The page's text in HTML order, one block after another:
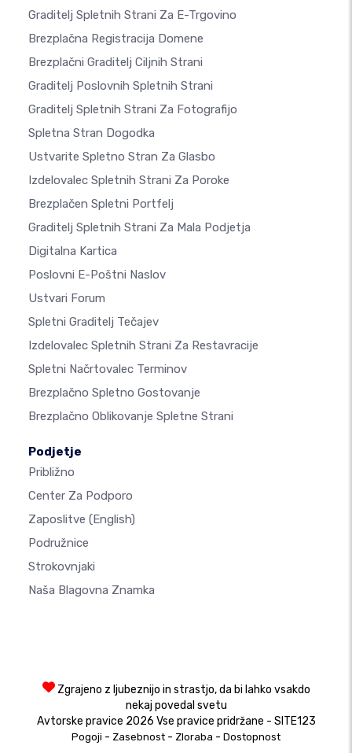
Graditelj Spletnih Strani Za E-Trgovino
Brezplačna Registracija Domene
Brezplačni Graditelj Ciljnih Strani
Graditelj Poslovnih Spletnih Strani
Graditelj Spletnih Strani Za Fotografijo
Spletna Stran Dogodka
Ustvarite Spletno Stran Za Glasbo
Izdelovalec Spletnih Strani Za Poroke
Brezplačen Spletni Portfelj
Graditelj Spletnih Strani Za Mala Podjetja
Digitalna Kartica
Poslovni E-Poštni Naslov
Ustvari Forum
Spletni Graditelj Tečajev
Izdelovalec Spletnih Strani Za Restavracije
Spletni Načrtovalec Terminov
Brezplačno Spletno Gostovanje
Brezplačno Oblikovanje Spletne Strani
Podjetje
Približno
Center Za Podporo
Zaposlitve (English)
Podružnice
Strokovnjaki
Naša Blagovna Znamka
Zgrajeno z ljubeznijo in strastjo, da bi lahko vsakdo
nekaj povedal svetu
Avtorske pravice 2026 Vse pravice pridržane - SITE123
Pogoji - Zasebnost - Zloraba - Dostopnost